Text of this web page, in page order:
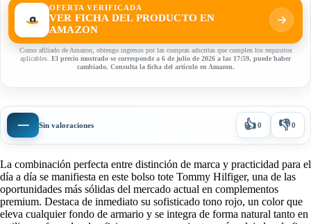
OFERTA VERIFICADA
VER FICHA DEL PRODUCTO EN
AMAZON
Como afiliado de Amazon, obtengo ingresos por las compras adscritas que cumplen los requisitos
aplicables. El precio mostrado se corresponde a 6 de julio de 2026 a las 17:59, puede haber
cambiado. Consulta la ficha del artículo en Amazon.
— Sin valoraciones 👍0 👎0
La combinación perfecta entre distinción de marca y practicidad para el
día a día se manifiesta en este bolso tote Tommy Hilfiger, una de las
oportunidades más sólidas del mercado actual en complementos
premium. Destaca de inmediato su sofisticado tono rojo, un color que
eleva cualquier fondo de armario y se integra de forma natural tanto en